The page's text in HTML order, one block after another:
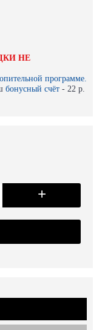
НЕ
программе.
бонусный счёт - 22 р.
+